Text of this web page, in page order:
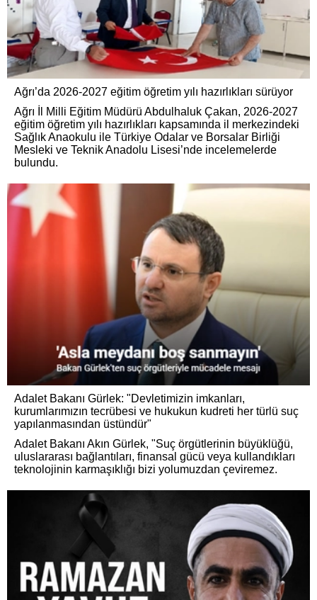
Ağrı’da 2026-2027 eğitim öğretim yılı hazırlıkları sürüyor
Ağrı İl Milli Eğitim Müdürü Abdulhaluk Çakan, 2026-2027
eğitim öğretim yılı hazırlıkları kapsamında il merkezindeki
Sağlık Anaokulu ile Türkiye Odalar ve Borsalar Birliği
Mesleki ve Teknik Anadolu Lisesi’nde incelemelerde
bulundu.
Adalet Bakanı Gürlek: "Devletimizin imkanları,
kurumlarımızın tecrübesi ve hukukun kudreti her türlü suç
yapılanmasından üstündür"
Adalet Bakanı Akın Gürlek, "Suç örgütlerinin büyüklüğü,
uluslararası bağlantıları, finansal gücü veya kullandıkları
teknolojinin karmaşıklığı bizi yolumuzdan çeviremez.